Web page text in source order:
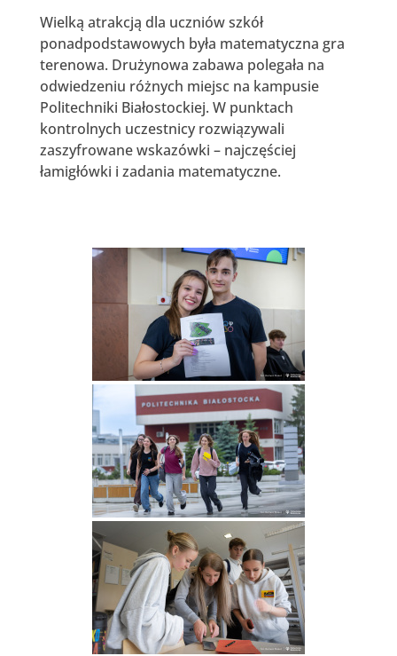
Wielką atrakcją dla uczniów szkół
ponadpodstawowych była matematyczna gra
terenowa. Drużynowa zabawa polegała na
odwiedzeniu różnych miejsc na kampusie
Politechniki Białostockiej. W punktach
kontrolnych uczestnicy rozwiązywali
zaszyfrowane wskazówki – najczęściej
łamigłówki i zadania matematyczne.